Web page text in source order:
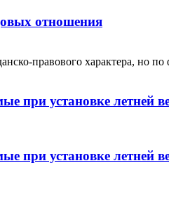
отношения
правового характера, но
при установке летней
при установке летней